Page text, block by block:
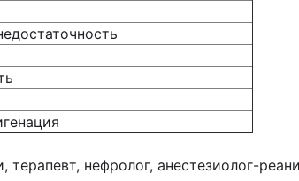
нефролог, анестезиолог-